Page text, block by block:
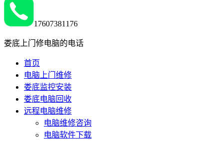
17607381176
娄底上门修电脑的电话
首页
电脑上门维修
娄底监控安装
娄底电脑回收
远程电脑维修
电脑维修咨询
电脑软件下载